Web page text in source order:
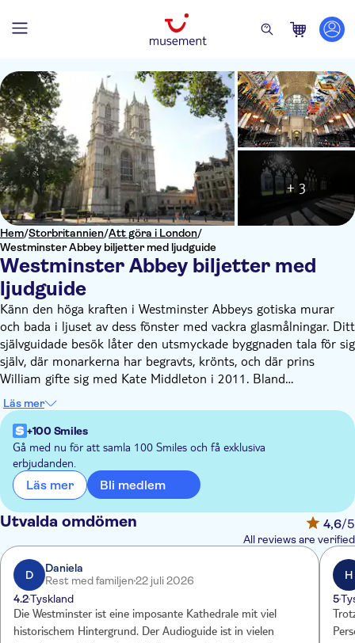
Hem/Storbritannien/Att göra i London/
Westminster Abbey biljetter med ljudguide
Westminster Abbey biljetter med
ljudguide
+ 3
Känn den höga kraften i Westminster Abbeys gotiska murar
och bada i ljuset av dess fönster med vackra glasmålningar. Ditt
självguidade besök låter den utsmyckade byggnaden tala för sig
själv, där monarkerna har begravts, krönts, och där prins
William gifte sig med Kate Middleton i 2011. Bland
sevärdheterna finns Poeternas hörna, där Geoffrey Chaucer och
Charles Dickens vilar, den ökända kröningsstolen där alla
monarker sedan 1308 har krönts och minnesstenar och byster
av William Shakespeare och Robert Burns.
Läs mer
+100 Smiles
Gå med nu för att samla 100 Smiles och få exklusiva
erbjudanden.
Läs mer Bli medlem
Utvalda omdömen 4,6/5
All reviews are verified
D
Daniela
Rest med familjen22 juli 2026
4.2Tyskland
Die Westminster ist eine imposante Kathedrale mit viel
historischem Hintergrund. Der Audioguide ist in vielen
H
5